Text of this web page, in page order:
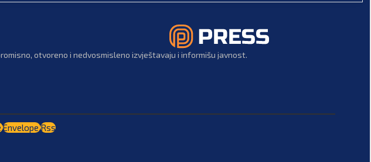
otvoreno i nedvosmisleno izvještavaju i informišu javnost.
EnvelopeRss